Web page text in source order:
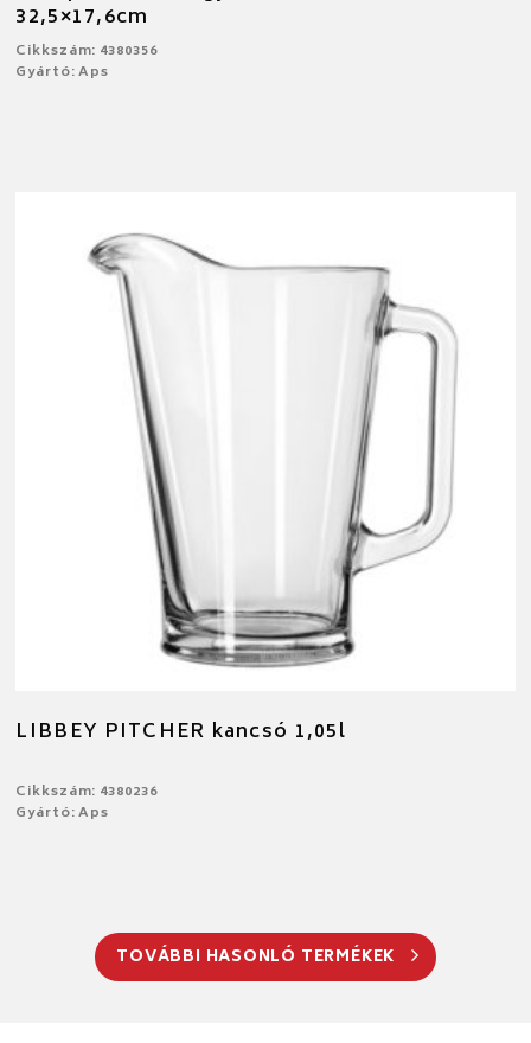
32,5×17,6cm
Cikkszám: 4380356
Gyártó: Aps
LIBBEY PITCHER kancsó 1,05l
Cikkszám: 4380236
Gyártó: Aps
TOVÁBBI HASONLÓ TERMÉKEK